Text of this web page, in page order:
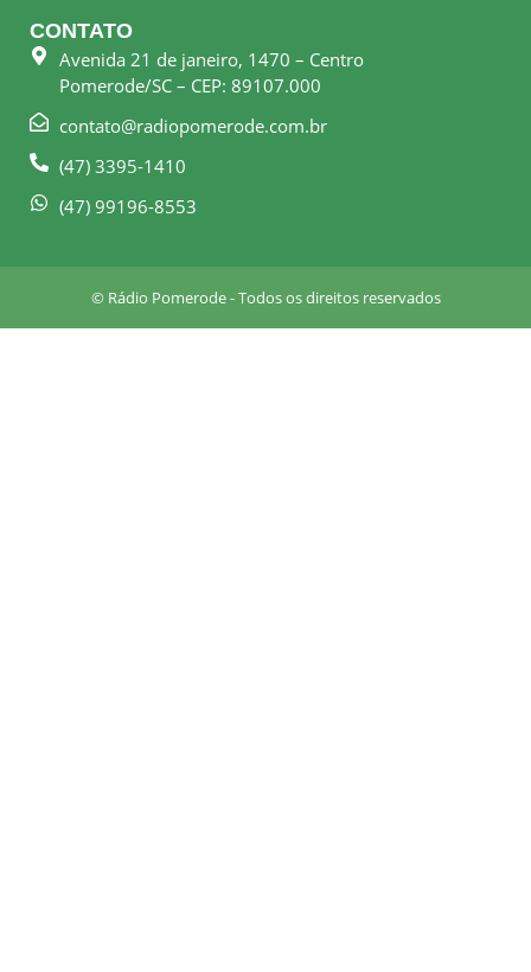
e
b
o
k
s
q
a
t
a
g
r
a
m
CONTATO
Avenida 21 de janeiro, 1470 – Centro
Pomerode/SC – CEP: 89107.000
contato@radiopomerode.com.br
(47) 3395-1410
(47) 99196-8553
© Rádio Pomerode - Todos os direitos reservados